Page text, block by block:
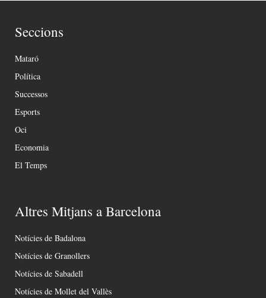
Seccions
Mataró
Política
Successos
Esports
Oci
Economia
El Temps
Altres Mitjans a Barcelona
Notícies de Badalona
Notícies de Granollers
Notícies de Sabadell
Notícies de Mollet del Vallès